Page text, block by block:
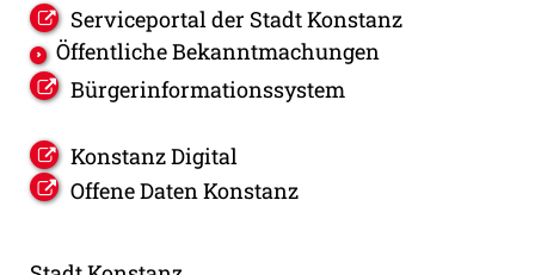
Serviceportal der Stadt Konstanz
Öffentliche Bekanntmachungen
Bürgerinformationssystem
Konstanz Digital
Offene Daten Konstanz